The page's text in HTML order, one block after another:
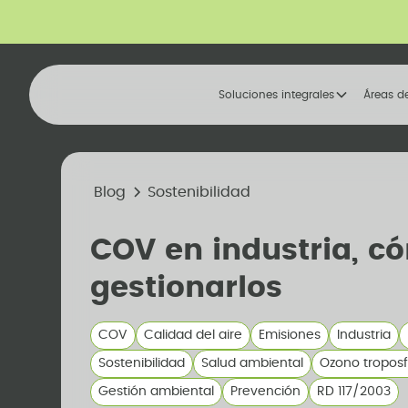
Soluciones integrales Áreas
Blog Sostenibilidad
COV en industria,
gestionarlos
COV Calidad del aire Emisiones Industria
Sostenibilidad Salud ambiental Ozono
Gestión ambiental Prevención RD 117/2003